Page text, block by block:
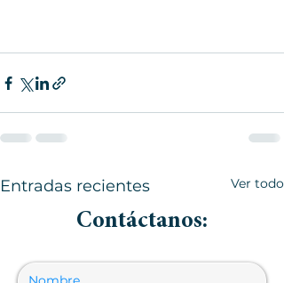
Entradas recientes Ver todo
Contáctanos: